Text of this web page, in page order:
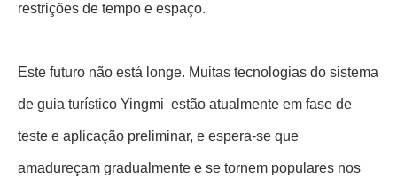
restrições de tempo e espaço.
Este futuro não está longe. Muitas tecnologias do sistema
de guia turístico Yingmi estão atualmente em fase de
teste e aplicação preliminar, e espera-se que
amadureçam gradualmente e se tornem populares nos